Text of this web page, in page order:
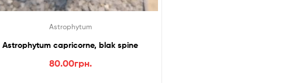
Astrophytum
Astrophytum capricorne, blak spine
80.00грн.